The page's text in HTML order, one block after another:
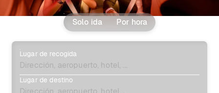
Solo ida Por hora
Lugar de recogida
Lugar de destino